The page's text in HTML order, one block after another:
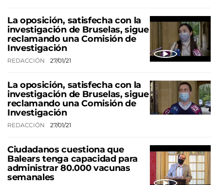
La oposición, satisfecha con la
investigación de Bruselas, sigue
reclamando una Comisión de
Investigación
REDACCIÓN 27/01/21
La oposición, satisfecha con la
investigación de Bruselas, sigue
reclamando una Comisión de
Investigación
REDACCIÓN 27/01/21
Ciudadanos cuestiona que
Balears tenga capacidad para
administrar 80.000 vacunas
semanales